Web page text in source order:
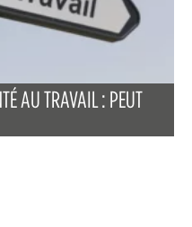
AU TRAVAIL : PEUT